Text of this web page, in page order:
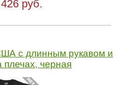
426 руб.
с длинным рукавом и
черная